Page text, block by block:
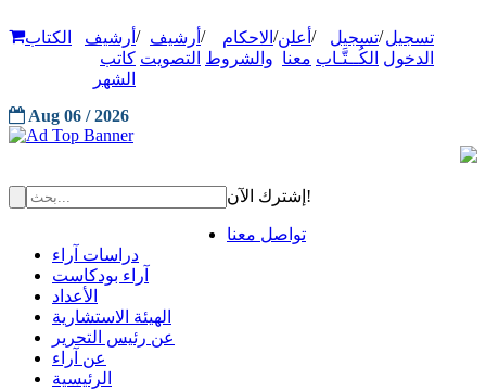
تسجيل
الدخول
/تسجيل
الكُــتَّـاب
/ أعلن
معنا
/ الاحكام
والشروط
/ أرشيف
التصويت
/ أرشيف
كاتب
الشهر
الكتاب
Aug 06 / 2026
إشترك الآن!
تواصل معنا
دراسات آراء
آراء بودكاست
الأعداد
الهيئة الاستشارية
عن رئيس التحرير
عن آراء
الرئيسية